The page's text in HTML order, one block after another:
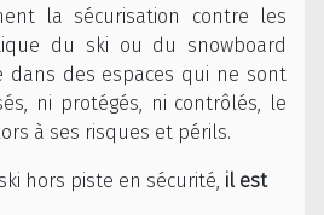
la sécurisation contre les
du ski ou du snowboard
dans des espaces qui ne sont
ni protégés, ni contrôlés, le
à ses risques et périls.
hors piste en sécurité, il est